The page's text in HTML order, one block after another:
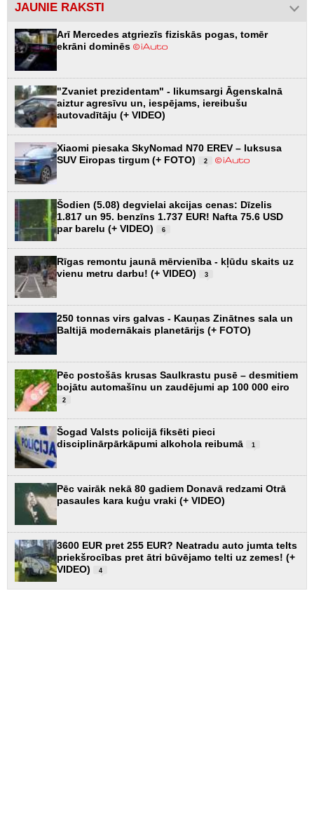
JAUNIE RAKSTI
Arī Mercedes atgriezīs fiziskās pogas, tomēr
ekrāni dominēs
"Zvaniet prezidentam" - likumsargi Āgenskalnā
aiztur agresīvu un, iespējams, iereibušu
autovadītāju (+ VIDEO)
Xiaomi piesaka SkyNomad N70 EREV – luksusa
SUV Eiropas tirgum (+ FOTO)
2
Šodien (5.08) degvielai akcijas cenas: Dīzelis
1.817 un 95. benzīns 1.737 EUR! Nafta 75.6 USD
par barelu (+ VIDEO)
6
Rīgas remontu jaunā mērvienība - kļūdu skaits uz
vienu metru darbu! (+ VIDEO)
3
250 tonnas virs galvas - Kauņas Zinātnes sala un
Baltijā modernākais planetārijs (+ FOTO)
Pēc postošās krusas Saulkrastu pusē – desmitiem
bojātu automašīnu un zaudējumi ap 100 000 eiro
2
Šogad Valsts policijā fiksēti pieci
disciplinārpārkāpumi alkohola reibumā
1
Pēc vairāk nekā 80 gadiem Donavā redzami Otrā
pasaules kara kuģu vraki (+ VIDEO)
3600 EUR pret 255 EUR? Neatradu auto jumta telts
priekšrocības pret ātri būvējamo telti uz zemes! (+
VIDEO)
4